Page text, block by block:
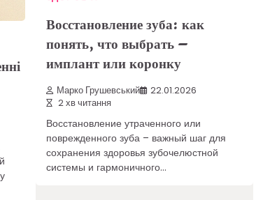
Восстановление зуба: как
понять, что выбрать –
имплант или коронку
Марко Грушевський
22.01.2026
2 хв читання
Восстановление утраченного или
поврежденного зуба – важный шаг для
сохранения здоровья зубочелюстной
системы и гармоничного…